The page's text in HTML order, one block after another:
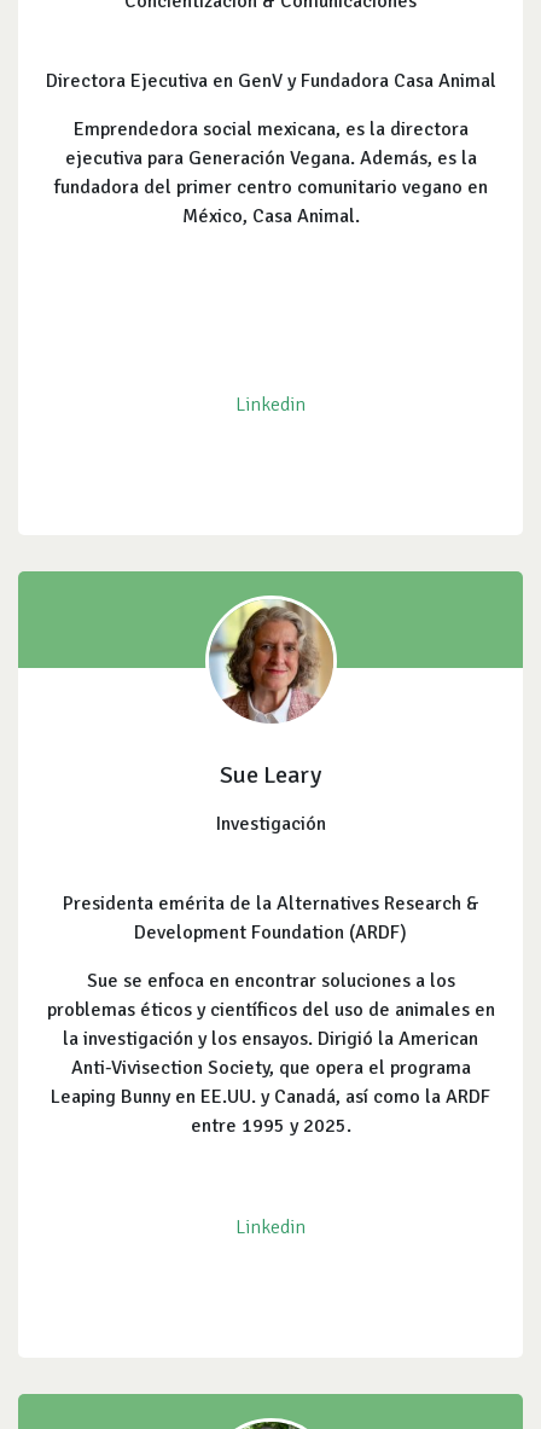
Directora Ejecutiva en GenV y Fundadora Casa Animal
Emprendedora social mexicana, es la directora
ejecutiva para Generación Vegana. Además, es la
fundadora del primer centro comunitario vegano en
México, Casa Animal.
Linkedin
Sue Leary
Investigación
Presidenta emérita de la Alternatives Research &
Development Foundation (ARDF)
Sue se enfoca en encontrar soluciones a los
problemas éticos y científicos del uso de animales en
la investigación y los ensayos. Dirigió la American
Anti-Vivisection Society, que opera el programa
Leaping Bunny en EE.UU. y Canadá, así como la ARDF
entre 1995 y 2025.
Linkedin